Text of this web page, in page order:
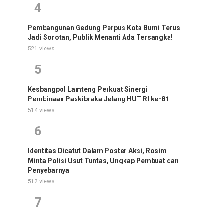
4
Pembangunan Gedung Perpus Kota Bumi Terus
Jadi Sorotan, Publik Menanti Ada Tersangka!
521 views
5
Kesbangpol Lamteng Perkuat Sinergi
Pembinaan Paskibraka Jelang HUT RI ke-81
514 views
6
Identitas Dicatut Dalam Poster Aksi, Rosim
Minta Polisi Usut Tuntas, Ungkap Pembuat dan
Penyebarnya
512 views
7